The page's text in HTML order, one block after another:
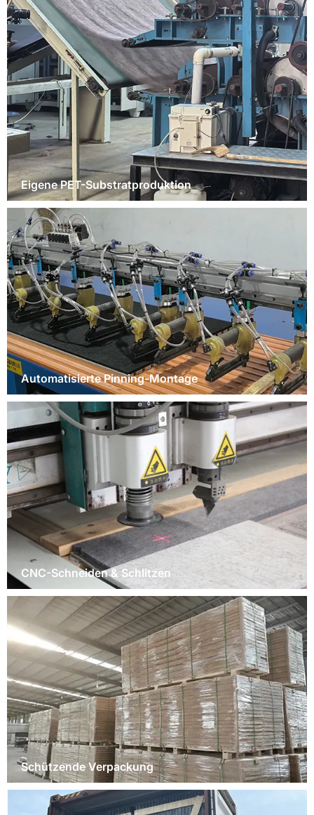
Eigene PET-Substratproduktion
Automatisierte Pinning-Montage
CNC-Schneiden & Schlitzen
Schützende Verpackung